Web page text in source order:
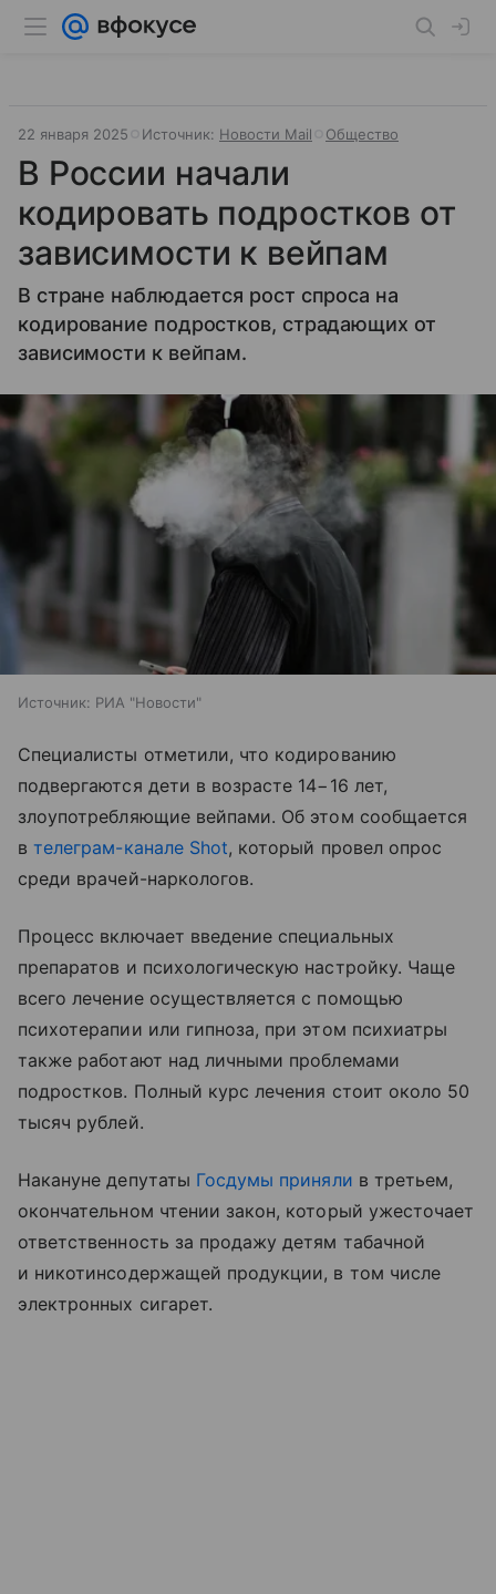
22 января 2025 Источник: Новости Mail Общество
В России начали
кодировать подростков от
зависимости к вейпам
В стране наблюдается рост спроса на
кодирование подростков, страдающих от
зависимости к вейпам.
Источник: РИА "Новости"
Специалисты отметили, что кодированию
подвергаются дети в возрасте 14−16 лет,
злоупотребляющие вейпами. Об этом сообщается
втелеграм-канале Shot, который провел опрос
среди врачей-наркологов.
Процесс включает введение специальных
препаратов и психологическую настройку. Чаще
всего лечение осуществляется с помощью
психотерапии или гипноза, при этом психиатры
также работают над личными проблемами
подростков. Полный курс лечения стоит около 50
тысяч рублей.
Накануне депутаты Госдумы приняли в третьем,
окончательном чтении закон, который ужесточает
ответственность за продажу детям табачной
и никотинсодержащей продукции, в том числе
электронных сигарет.